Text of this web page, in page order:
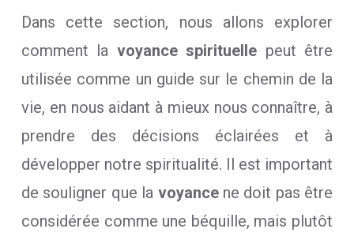
Dans cette section, nous allons explorer
comment la voyance spirituelle peut être
utilisée comme un guide sur le chemin de la
vie, en nous aidant à mieux nous connaître, à
prendre des décisions éclairées et à
développer notre spiritualité. Il est important
de souligner que la voyance ne doit pas être
considérée comme une béquille, mais plutôt